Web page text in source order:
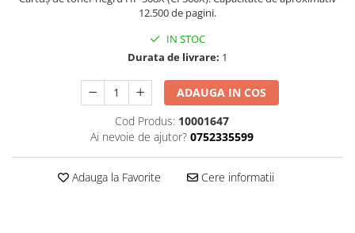
12.500 de pagini.
IN STOC
Durata de livrare: 1
ADAUGA IN COS
Cod Produs: 10001647
Ai nevoie de ajutor? 0752335599
Adauga la Favorite Cere informatii